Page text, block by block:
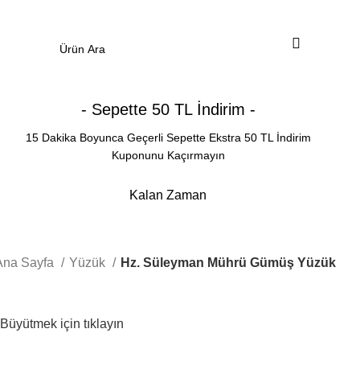
- Sepette 50 TL İndirim -
15 Dakika Boyunca Geçerli Sepette Ekstra 50 TL İndirim
Kuponunu Kaçırmayın
Kalan Zaman
Sayfa Yüzük Hz. Süleyman Mührü Gümüş Yüzük
Büyütmek için tıklayın